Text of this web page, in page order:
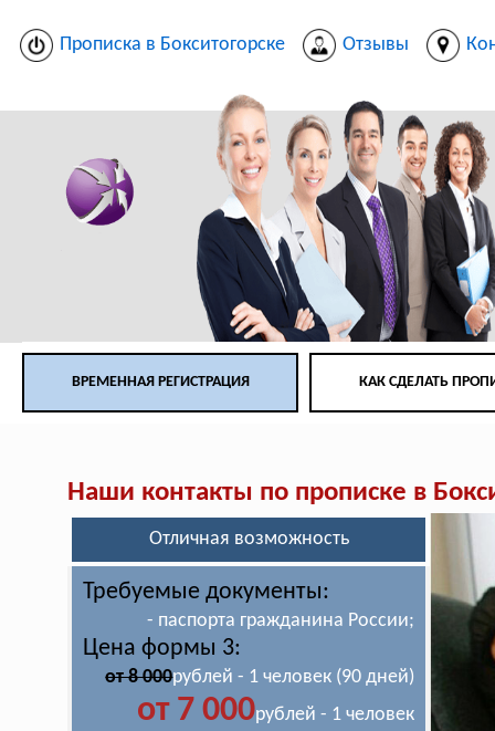
Прописка в Бокситогорске Отзывы
ВРЕМЕННАЯ РЕГИСТРАЦИЯ КАК СДЕЛАТЬ
Наши контакты по прописке в
Отличная возможность
Требуемые документы:
- паспорта гражданина России;
Цена формы 3:
от 8 000рублей - 1 человек (90 дней)
от 7 000рублей - 1 человек